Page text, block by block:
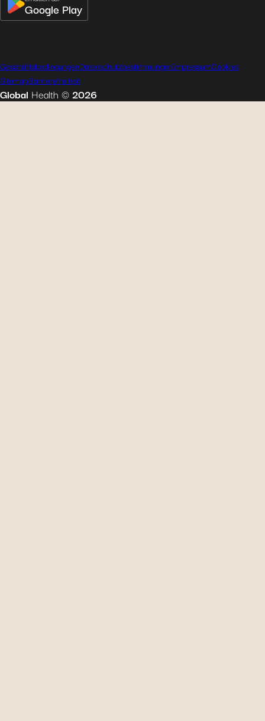
Google Play
Global Health ©2026
GeschäftsbedingungenDatenschutzbestimmungenImpressumCookies
SitemapBarrierefreiheit